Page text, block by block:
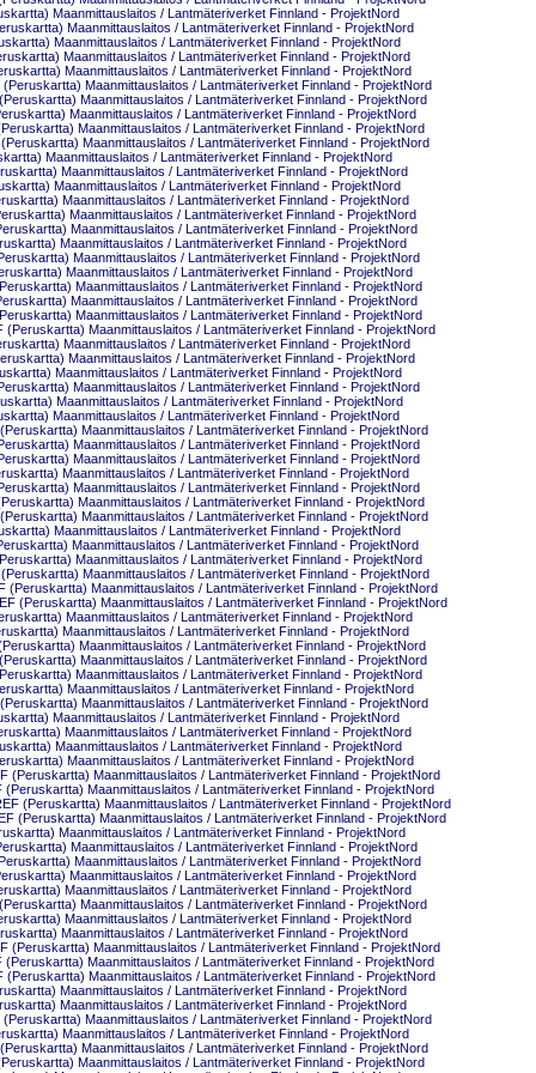
Maanmittauslaitos / Lantmäteriverket Finnland - ProjektNord
Maanmittauslaitos / Lantmäteriverket Finnland - ProjektNord
Maanmittauslaitos / Lantmäteriverket Finnland - ProjektNord
Maanmittauslaitos / Lantmäteriverket Finnland - ProjektNord
Maanmittauslaitos / Lantmäteriverket Finnland - ProjektNord
Maanmittauslaitos / Lantmäteriverket Finnland - ProjektNord
Maanmittauslaitos / Lantmäteriverket Finnland - ProjektNord
Maanmittauslaitos / Lantmäteriverket Finnland - ProjektNord
Maanmittauslaitos / Lantmäteriverket Finnland - ProjektNord
Maanmittauslaitos / Lantmäteriverket Finnland - ProjektNord
Maanmittauslaitos / Lantmäteriverket Finnland - ProjektNord
Maanmittauslaitos / Lantmäteriverket Finnland - ProjektNord
Maanmittauslaitos / Lantmäteriverket Finnland - ProjektNord
Maanmittauslaitos / Lantmäteriverket Finnland - ProjektNord
Maanmittauslaitos / Lantmäteriverket Finnland - ProjektNord
Maanmittauslaitos / Lantmäteriverket Finnland - ProjektNord
Maanmittauslaitos / Lantmäteriverket Finnland - ProjektNord
Maanmittauslaitos / Lantmäteriverket Finnland - ProjektNord
Maanmittauslaitos / Lantmäteriverket Finnland - ProjektNord
Maanmittauslaitos / Lantmäteriverket Finnland - ProjektNord
Maanmittauslaitos / Lantmäteriverket Finnland - ProjektNord
Maanmittauslaitos / Lantmäteriverket Finnland - ProjektNord
Maanmittauslaitos / Lantmäteriverket Finnland - ProjektNord
Maanmittauslaitos / Lantmäteriverket Finnland - ProjektNord
Maanmittauslaitos / Lantmäteriverket Finnland - ProjektNord
Maanmittauslaitos / Lantmäteriverket Finnland - ProjektNord
Maanmittauslaitos / Lantmäteriverket Finnland - ProjektNord
Maanmittauslaitos / Lantmäteriverket Finnland - ProjektNord
Maanmittauslaitos / Lantmäteriverket Finnland - ProjektNord
Maanmittauslaitos / Lantmäteriverket Finnland - ProjektNord
Maanmittauslaitos / Lantmäteriverket Finnland - ProjektNord
Maanmittauslaitos / Lantmäteriverket Finnland - ProjektNord
Maanmittauslaitos / Lantmäteriverket Finnland - ProjektNord
Maanmittauslaitos / Lantmäteriverket Finnland - ProjektNord
Maanmittauslaitos / Lantmäteriverket Finnland - ProjektNord
Maanmittauslaitos / Lantmäteriverket Finnland - ProjektNord
Maanmittauslaitos / Lantmäteriverket Finnland - ProjektNord
Maanmittauslaitos / Lantmäteriverket Finnland - ProjektNord
Maanmittauslaitos / Lantmäteriverket Finnland - ProjektNord
Maanmittauslaitos / Lantmäteriverket Finnland - ProjektNord
(Peruskartta) Maanmittauslaitos / Lantmäteriverket Finnland - ProjektNord
(Peruskartta) Maanmittauslaitos / Lantmäteriverket Finnland - ProjektNord
Maanmittauslaitos / Lantmäteriverket Finnland - ProjektNord
Maanmittauslaitos / Lantmäteriverket Finnland - ProjektNord
Maanmittauslaitos / Lantmäteriverket Finnland - ProjektNord
Maanmittauslaitos / Lantmäteriverket Finnland - ProjektNord
Maanmittauslaitos / Lantmäteriverket Finnland - ProjektNord
Maanmittauslaitos / Lantmäteriverket Finnland - ProjektNord
Maanmittauslaitos / Lantmäteriverket Finnland - ProjektNord
Maanmittauslaitos / Lantmäteriverket Finnland - ProjektNord
Maanmittauslaitos / Lantmäteriverket Finnland - ProjektNord
Maanmittauslaitos / Lantmäteriverket Finnland - ProjektNord
Maanmittauslaitos / Lantmäteriverket Finnland - ProjektNord
(Peruskartta) Maanmittauslaitos / Lantmäteriverket Finnland - ProjektNord
Maanmittauslaitos / Lantmäteriverket Finnland - ProjektNord
(Peruskartta) Maanmittauslaitos / Lantmäteriverket Finnland - ProjektNord
(Peruskartta) Maanmittauslaitos / Lantmäteriverket Finnland - ProjektNord
Maanmittauslaitos / Lantmäteriverket Finnland - ProjektNord
Maanmittauslaitos / Lantmäteriverket Finnland - ProjektNord
Maanmittauslaitos / Lantmäteriverket Finnland - ProjektNord
Maanmittauslaitos / Lantmäteriverket Finnland - ProjektNord
Maanmittauslaitos / Lantmäteriverket Finnland - ProjektNord
Maanmittauslaitos / Lantmäteriverket Finnland - ProjektNord
Maanmittauslaitos / Lantmäteriverket Finnland - ProjektNord
Maanmittauslaitos / Lantmäteriverket Finnland - ProjektNord
(Peruskartta) Maanmittauslaitos / Lantmäteriverket Finnland - ProjektNord
Maanmittauslaitos / Lantmäteriverket Finnland - ProjektNord
Maanmittauslaitos / Lantmäteriverket Finnland - ProjektNord
Maanmittauslaitos / Lantmäteriverket Finnland - ProjektNord
Maanmittauslaitos / Lantmäteriverket Finnland - ProjektNord
Maanmittauslaitos / Lantmäteriverket Finnland - ProjektNord
Maanmittauslaitos / Lantmäteriverket Finnland - ProjektNord
Maanmittauslaitos / Lantmäteriverket Finnland - ProjektNord
Maanmittauslaitos / Lantmäteriverket Finnland - ProjektNord